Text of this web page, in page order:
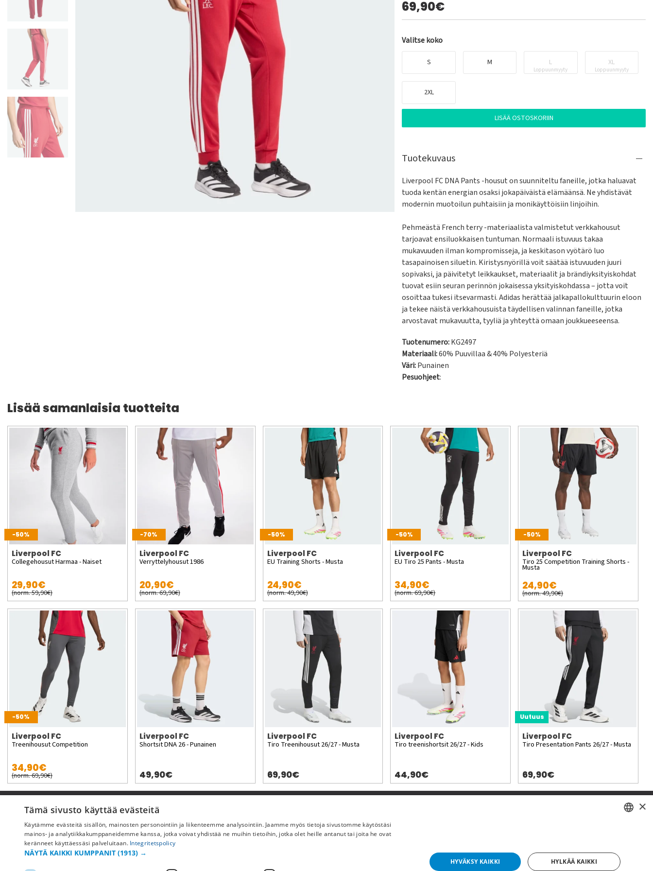
69,90€
Valitse koko
S M L
Loppuunmyyty
XL
Loppuunmyyty
2XL
LISÄÄ OSTOSKORIIN
Tuotekuvaus
Liverpool FC DNA Pants -housut on suunniteltu faneille, jotka haluavat
tuoda kentän energian osaksi jokapäiväistä elämäänsä. Ne yhdistävät
modernin muotoilun puhtaisiin ja monikäyttöisiin linjoihin.
Pehmeästä French terry -materiaalista valmistetut verkkahousut
tarjoavat ensiluokkaisen tuntuman. Normaali istuvuus takaa
mukavuuden ilman kompromisseja, ja keskitason vyötärö luo
tasapainoisen siluetin. Kiristysnyörillä voit säätää istuvuuden juuri
sopivaksi, ja päivitetyt leikkaukset, materiaalit ja brändiyksityiskohdat
tuovat esiin seuran perinnön jokaisessa yksityiskohdassa – jotta voit
osoittaa tukesi itsevarmasti. Adidas herättää jalkapallokulttuurin eloon
ja tekee näistä verkkahousuista täydellisen valinnan faneille, jotka
arvostavat mukavuutta, tyyliä ja yhteyttä omaan joukkueeseensa.
Tuotenumero:KG2497
Materiaali:60% Puuvillaa & 40% Polyesteriä
Väri:Punainen
Pesuohjeet:
Lisää samanlaisia tuotteita
-50%
Liverpool FC
Collegehousut Harmaa - Naiset
29,90€
(norm. 59,90€)
-70%
Liverpool FC
Verryttelyhousut 1986
20,90€
(norm. 69,90€)
-50%
Liverpool FC
EU Training Shorts - Musta
24,90€
(norm. 49,90€)
-50%
Liverpool FC
EU Tiro 25 Pants - Musta
34,90€
(norm. 69,90€)
-50%
Liverpool FC
Tiro 25 Competition Training Shorts -
Musta
24,90€
(norm. 49,90€)
-50%
Liverpool FC
Treenihousut Competition
34,90€
(norm. 69,90€)
Liverpool FC
Shortsit DNA 26 - Punainen
49,90€
Liverpool FC
Tiro Treenihousut 26/27 - Musta
69,90€
Liverpool FC
Tiro treenishortsit 26/27 - Kids
44,90€
Uutuus
Liverpool FC
Tiro Presentation Pants 26/27 - Musta
69,90€
Pyydä apua
Ostoehdot
Maksu & toimitus
Palautus ja vaihto
Yritystiedot
NO
×
Tämä sivusto käyttää evästeitä
Käytämme evästeitä sisällön, mainosten personointiin ja liikenteemme analysointiin. Jaamme myös tietoja sivustomme käytöstäsi
mainos- ja analytiikkakumppaneidemme kanssa, jotka voivat yhdistää ne muihin tietoihin, jotka olet heille antanut tai joita he ovat
keränneet käyttäessäsi palveluitaan. Integritetspolicy
NÄYTÄ KAIKKI KUMPPANIT (1913) →
HYVÄKSY KAIKKI HYLKÄÄ KAIKKI